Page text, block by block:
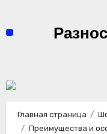
содержимому
Главная страница
Преимущества и